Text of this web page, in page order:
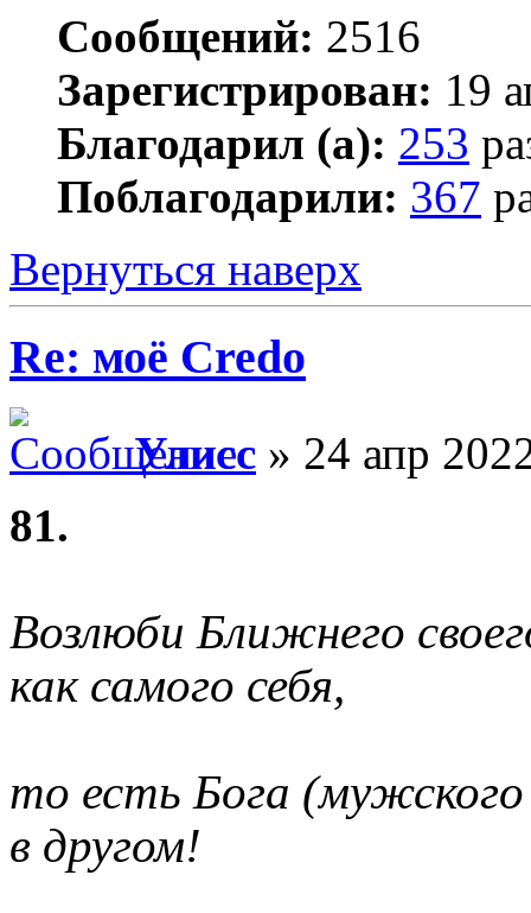
Сообщений: 2516
Зарегистрирован: 19
Благодарил (а): 253
Поблагодарили: 367
Вернуться наверх
Re: моё Сredo
Улисс » 24 апр
81.
Возлюби Ближнего
как самого себя,
то есть Бога
в другом!